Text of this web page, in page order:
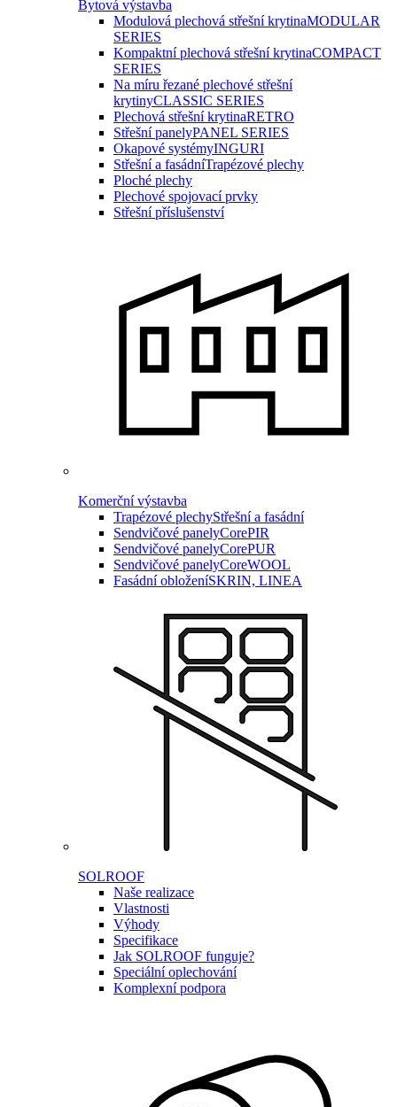
Bytová výstavba
Modulová plechová střešní krytinaMODULAR
SERIES
Kompaktní plechová střešní krytinaCOMPACT
SERIES
Na míru řezané plechové střešní
krytinyCLASSIC SERIES
Plechová střešní krytinaRETRO
Střešní panelyPANEL SERIES
Okapové systémyINGURI
Střešní a fasádníTrapézové plechy
Ploché plechy
Plechové spojovací prvky
Střešní příslušenství
Komerční výstavba
Trapézové plechyStřešní a fasádní
Sendvičové panelyCorePIR
Sendvičové panelyCorePUR
Sendvičové panelyCoreWOOL
Fasádní obloženíSKRIN, LINEA
SOLROOF
Naše realizace
Vlastnosti
Výhody
Specifikace
Jak SOLROOF funguje?
Speciální oplechování
Komplexní podpora